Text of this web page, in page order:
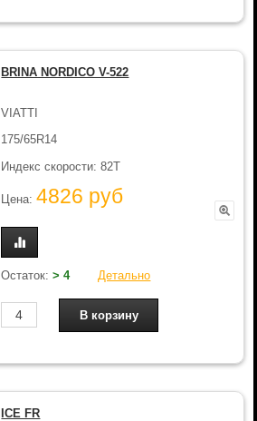
BRINA NORDICO V-522
VIATTI
175/65R14
Индекс скорости: 82T
Цена:4826 руб
Остаток:> 4 Детально
ICE FR